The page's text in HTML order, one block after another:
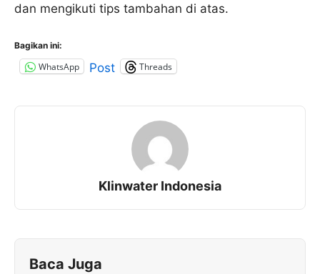
dan mengikuti tips tambahan di atas.
Bagikan ini:
WhatsApp Post Threads
Klinwater Indonesia
Baca Juga